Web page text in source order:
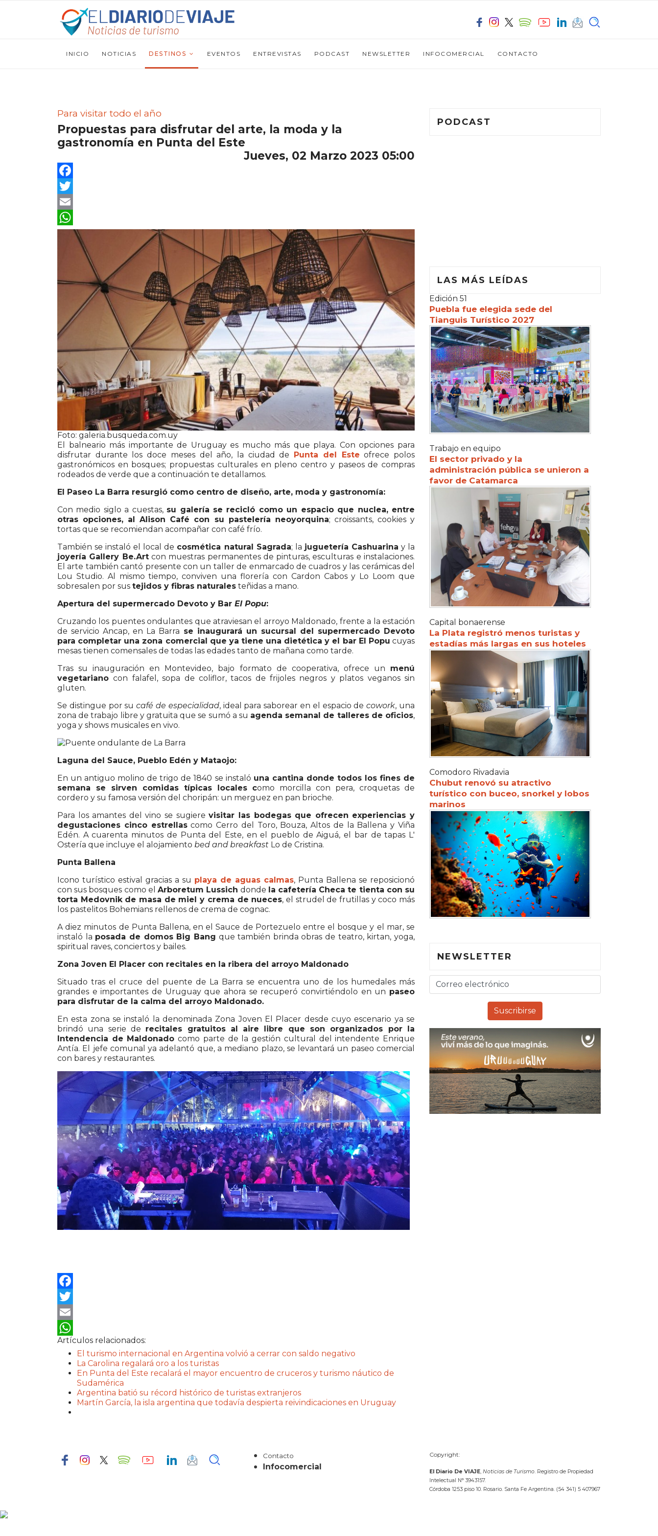
INICIO NOTICIAS DESTINOS EVENTOS ENTREVISTAS PODCAST NEWSLETTER INFOCOMERCIAL CONTACTO
Para visitar todo el año
Propuestas para disfrutar del arte, la moda y la
gastronomía en Punta del Este
Jueves, 02 Marzo 2023 05:00
Facebook
Twitter
Email
WhatsApp
Foto: galeria.busqueda.com.uy
El balneario más importante de Uruguay es mucho más que playa. Con opciones para
disfrutar durante los doce meses del año, la ciudad de Punta del Este ofrece polos
gastronómicos en bosques; propuestas culturales en pleno centro y paseos de compras
rodeados de verde que a continuación te detallamos.
El Paseo La Barra resurgió como centro de diseño, arte, moda y gastronomía:
Con medio siglo a cuestas, su galería se recicló como un espacio que nuclea, entre
otras opciones, al Alison Café con su pastelería neoyorquina; croissants, cookies y
tortas que se recomiendan acompañar con café frío.
También se instaló el local de cosmética natural Sagrada; la juguetería Cashuarina y la
joyería Gallery Be.Artcon muestras permanentes de pinturas, esculturas e instalaciones.
El arte también cantó presente con un taller de enmarcado de cuadros y las cerámicas del
Lou Studio. Al mismo tiempo, conviven una florería con Cardon Cabos y Lo Loom que
sobresalen por sus tejidos y fibras naturales teñidas a mano.
Apertura del supermercado Devoto y Bar El Popu:
Cruzando los puentes ondulantes que atraviesan el arroyo Maldonado, frente a la estación
de servicio Ancap, en La Barra se inaugurará un sucursal del supermercado Devoto
para completar una zona comercial que ya tiene una dietética y el bar El Popu cuyas
mesas tienen comensales de todas las edades tanto de mañana como tarde.
Tras su inauguración en Montevideo, bajo formato de cooperativa, ofrece un menú
vegetarianocon falafel, sopa de coliflor, tacos de frijoles negros y platos veganos sin
gluten.
Se distingue por sucafé de especialidad, ideal para saborear en el espacio decowork, una
zona de trabajo libre y gratuita que se sumó a su agenda semanal de talleres de oficios,
yoga y shows musicales en vivo.
Laguna del Sauce, Pueblo Edén y Mataojo:
En un antiguo molino de trigo de 1840 se instaló una cantina donde todos los fines de
semana se sirven comidas típicas locales como morcilla con pera, croquetas de
cordero y su famosa versión del choripán: un merguez en pan brioche.
Para los amantes del vino se sugierevisitar las bodegas que ofrecen experiencias y
degustaciones cinco estrellascomo Cerro del Toro, Bouza, Altos de la Ballena y Viña
Edén. A cuarenta minutos de Punta del Este, en el pueblo de Aiguá, el bar de tapas L'
Ostería que incluye el alojamiento bed and breakfast Lo de Cristina.
Punta Ballena
Icono turístico estival gracias a su playa de aguas calmas, Punta Ballena se reposicionó
con sus bosques como elArboretum Lussich donde la cafetería Checa te tienta con su
torta Medovnik de masa de miel y crema de nueces, el strudel de frutillas y coco más
los pastelitos Bohemians rellenos de crema de cognac.
A diez minutos de Punta Ballena, en el Sauce de Portezuelo entre el bosque y el mar, se
instaló la posada de domos Big Bang que también brinda obras de teatro, kirtan, yoga,
spiritual raves, conciertos y bailes.
Zona Joven El Placer con recitales en la ribera del arroyo Maldonado
Situado tras el cruce del puente de La Barra se encuentra uno de los humedales más
grandes e importantes de Uruguay que ahora se recuperó convirtiéndolo en un paseo
para disfrutar de la calma del arroyo Maldonado.
En esta zona se instaló la denominada Zona Joven El Placer desde cuyo escenario ya se
brindó una serie de recitales gratuitos al aire libre que son organizados por la
Intendencia de Maldonado como parte de la gestión cultural del intendente Enrique
Antía. El jefe comunal ya adelantó que, a mediano plazo, se levantará un paseo comercial
con bares y restaurantes.
Facebook
Twitter
Email
WhatsApp
Artículos relacionados:
El turismo internacional en Argentina volvió a cerrar con saldo negativo
La Carolina regalará oro a los turistas
En Punta del Este recalará el mayor encuentro de cruceros y turismo náutico de
Sudamérica
Argentina batió su récord histórico de turistas extranjeros
Martín García, la isla argentina que todavía despierta reivindicaciones en Uruguay
PODCAST
LAS MÁS LEÍDAS
Edición 51
Puebla fue elegida sede del
Tianguis Turístico 2027
Trabajo en equipo
El sector privado y la
administración pública se unieron a
favor de Catamarca
Capital bonaerense
La Plata registró menos turistas y
estadías más largas en sus hoteles
Comodoro Rivadavia
Chubut renovó su atractivo
turístico con buceo, snorkel y lobos
marinos
NEWSLETTER
Contacto
Infocomercial
Copyright:
El Diario De VIAJE, Noticias de Turismo. Registro de Propiedad
Intelectual N° 3943157.
Córdoba 1253 piso 10. Rosario. Santa Fe Argentina. (54 341) 5 407967